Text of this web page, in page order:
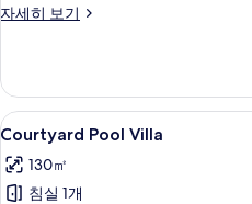
기
자세히 보기
River
세
히
보
Courtyard
Pool
Villa
사
5
Courtyard Pool Villa
130㎡
침실 1개